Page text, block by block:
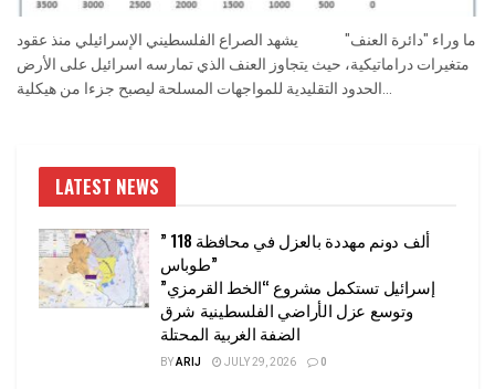
ما وراء "دائرة العنف" يشهد الصراع الفلسطيني الإسرائيلي منذ عقود
متغيرات دراماتيكية، حيث يتجاوز العنف الذي تمارسه اسرائيل على الأرض
الحدود التقليدية للمواجهات المسلحة ليصبح جزءا من هيكلية...
LATEST NEWS
” 118 ألف دونم مهددة بالعزل في محافظة
طوباس”
إسرائيل تستكمل مشروع “الخط القرمزي”
وتوسع عزل الأراضي الفلسطينية شرق
الضفة الغربية المحتلة
BYARIJ JULY 29, 2026 0